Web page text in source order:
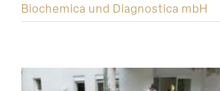
Biochemica und Diagnostica mbH